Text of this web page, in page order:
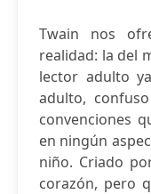
Twain nos
realidad: la del
lector adulto
adulto,
convenciones
en ningún
niño. Criado
corazón, pero